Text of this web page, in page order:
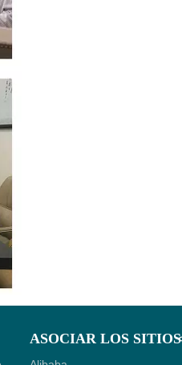
ASOCIAR LOS SITIOS